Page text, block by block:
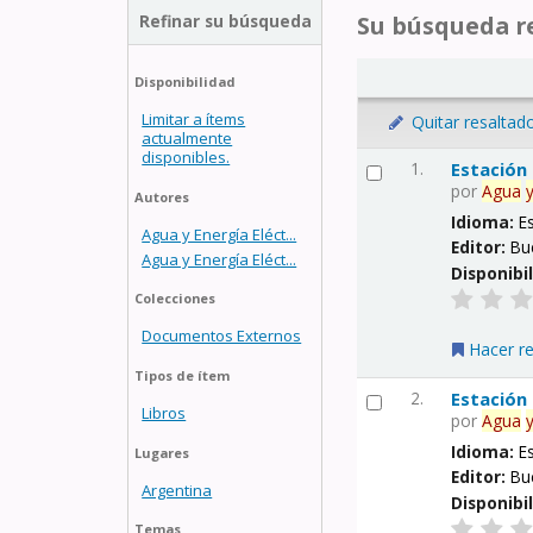
Refinar su búsqueda
Disponibilidad
Limitar a ítems
actualmente
disponibles.
Autores
Agua y Energía Eléct...
Agua y Energía Eléct...
Colecciones
Documentos Externos
Tipos de ítem
Libros
Lugares
Argentina
Temas
Su búsqueda
Quitar
1.
porAgua
Idioma:
Editor:
Hacer
2.
porAgua
Idioma:
Editor: